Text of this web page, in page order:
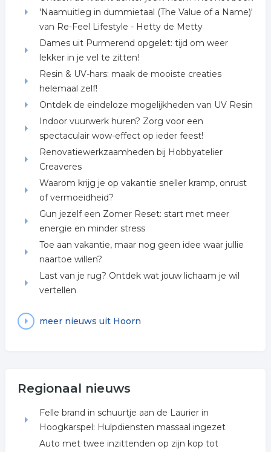
'Naamuitleg in dummietaal (The Value of a Name)'
van Re-Feel Lifestyle - Hetty de Metty
Dames uit Purmerend opgelet: tijd om weer
lekker in je vel te zitten!
Resin & UV-hars: maak de mooiste creaties
helemaal zelf!
Ontdek de eindeloze mogelijkheden van UV Resin
Indoor vuurwerk huren? Zorg voor een
spectaculair wow-effect op ieder feest!
Renovatiewerkzaamheden bij Hobbyatelier
Creaveres
Waarom krijg je op vakantie sneller kramp, onrust
of vermoeidheid?
Gun jezelf een Zomer Reset: start met meer
energie en minder stress
Toe aan vakantie, maar nog geen idee waar jullie
naartoe willen?
Last van je rug? Ontdek wat jouw lichaam je wil
vertellen
meer nieuws uit Hoorn
Regionaal nieuws
Felle brand in schuurtje aan de Laurier in
Hoogkarspel: Hulpdiensten massaal ingezet
Auto met twee inzittenden op zijn kop tot